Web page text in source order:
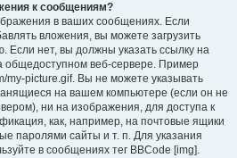
к сообщениям?
в ваших сообщениях. Если
вложения, вы можете загрузить
нет, вы должны указать ссылку на
общедоступном веб-сервере. Пример
my-picture.gif. Вы не можете указывать
на вашем компьютере (если он не
ни на изображения, для доступа к
как, например, на почтовые ящики
паролями сайты и т. п. Для указания
в сообщениях тег BBCode [img].